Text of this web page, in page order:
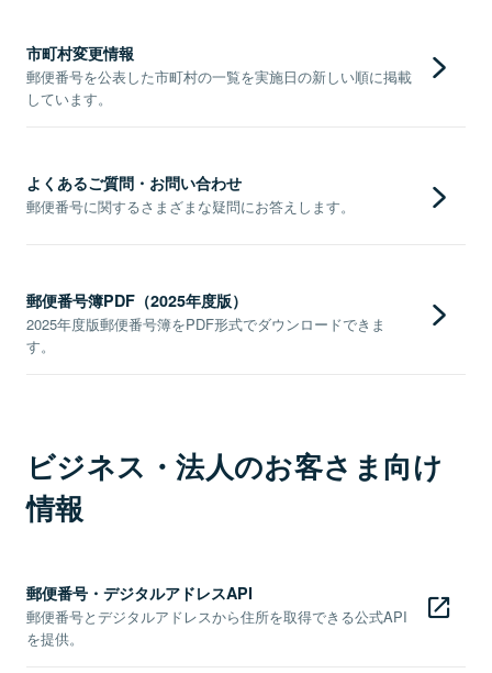
市町村変更情報
郵便番号を公表した市町村の一覧を実施日の新しい順に掲載
しています。
よくあるご質問・お問い合わせ
郵便番号に関するさまざまな疑問にお答えします。
郵便番号簿PDF（2025年度版）
2025年度版郵便番号簿をPDF形式でダウンロードできま
す。
ビジネス・法人のお客さま向け
情報
郵便番号・デジタルアドレスAPI
郵便番号とデジタルアドレスから住所を取得できる公式API
を提供。